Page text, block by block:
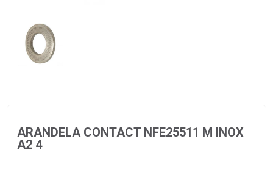
ARANDELA CONTACT NFE25511 M INOX
A2 4